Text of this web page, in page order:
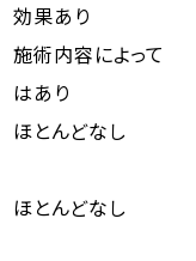
効果あり
施術内容によって
はあり
ほとんどなし
ほとんどなし